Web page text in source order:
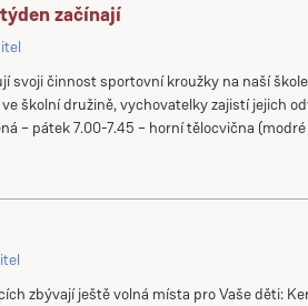
začínají
svoji činnost sportovní kroužky na naší
školní družině, vychovatelky zajistí jejich
– pátek 7.00-7.45 – horní tělocvična
zbývají ještě volná místa pro Vaše děti: